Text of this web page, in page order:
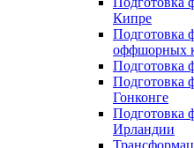
Кипре
Подготовка
оффшорных
Подготовка
Подготовка
Гонконге
Подготовка
Ирландии